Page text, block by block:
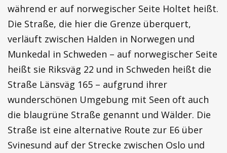
während er auf norwegischer Seite Holtet heißt.
Die Straße, die hier die Grenze überquert,
verläuft zwischen Halden in Norwegen und
Munkedal in Schweden – auf norwegischer Seite
heißt sie Riksväg 22 und in Schweden heißt die
Straße Länsväg 165 – aufgrund ihrer
wunderschönen Umgebung mit Seen oft auch
die blaugrüne Straße genannt und Wälder. Die
Straße ist eine alternative Route zur E6 über
Svinesund auf der Strecke zwischen Oslo und